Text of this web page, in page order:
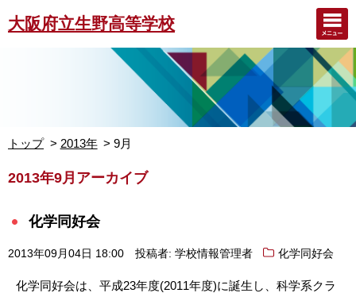
大阪府立生野高等学校
トップ 2013年 9月
2013年9月アーカイブ
化学同好会
2013年09月04日 18:00 投稿者: 学校情報管理者 化学同好会
化学同好会は、平成23年度(2011年度)に誕生し、科学系クラ